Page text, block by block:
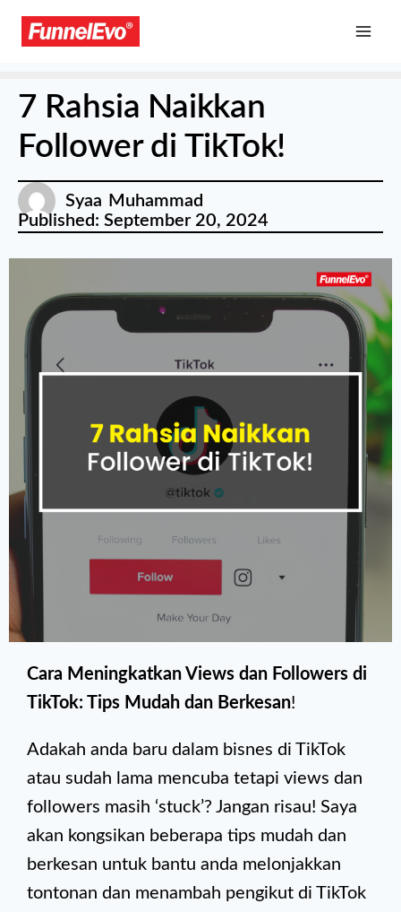
7 Rahsia Naikkan
Follower di TikTok!
Syaa Muhammad
Published: September 20, 2024
Cara Meningkatkan Views dan Followers di
TikTok: Tips Mudah dan Berkesan!
Adakah anda baru dalam bisnes di TikTok
atau sudah lama mencuba tetapi views dan
followers masih ‘stuck’? Jangan risau! Saya
akan kongsikan beberapa tips mudah dan
berkesan untuk bantu anda melonjakkan
tontonan dan menambah pengikut di TikTok